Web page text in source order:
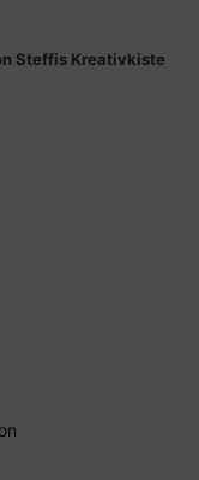
Steffis Kreativkiste